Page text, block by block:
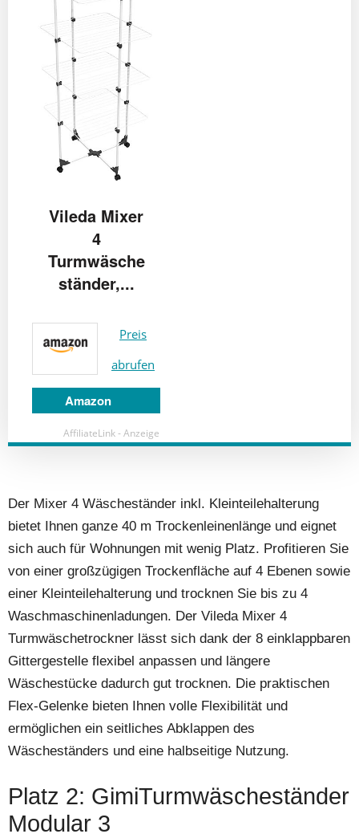
Vileda Mixer
4
Turmwäsche
ständer,...
Preis
abrufen
Amazon
AffiliateLink - Anzeige
Der Mixer 4 Wäscheständer inkl. Kleinteilehalterung
bietet Ihnen ganze 40 m Trockenleinenlänge und eignet
sich auch für Wohnungen mit wenig Platz. Profitieren Sie
von einer großzügigen Trockenfläche auf 4 Ebenen sowie
einer Kleinteilehalterung und trocknen Sie bis zu 4
Waschmaschinenladungen. Der Vileda Mixer 4
Turmwäschetrockner lässt sich dank der 8 einklappbaren
Gittergestelle flexibel anpassen und längere
Wäschestücke dadurch gut trocknen. Die praktischen
Flex-Gelenke bieten Ihnen volle Flexibilität und
ermöglichen ein seitliches Abklappen des
Wäscheständers und eine halbseitige Nutzung.
Platz 2: GimiTurmwäscheständer
Modular 3